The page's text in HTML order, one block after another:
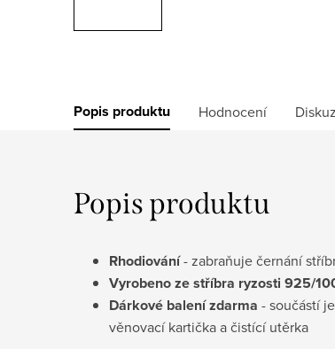
Popis produktu Hodnocení
Popis produktu
Rhodiování- zabraňuje černání
Vyrobeno ze stříbra ryzosti 925/
Dárkové balení zdarma - součástí
věnovací kartička a čistící utěrka